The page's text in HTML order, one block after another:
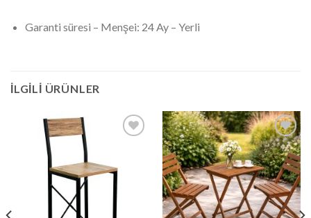
Garanti süresi – Menşei: 24 Ay – Yerli
İLGILI ÜRÜNLER
İstek
Listeme
Ekle